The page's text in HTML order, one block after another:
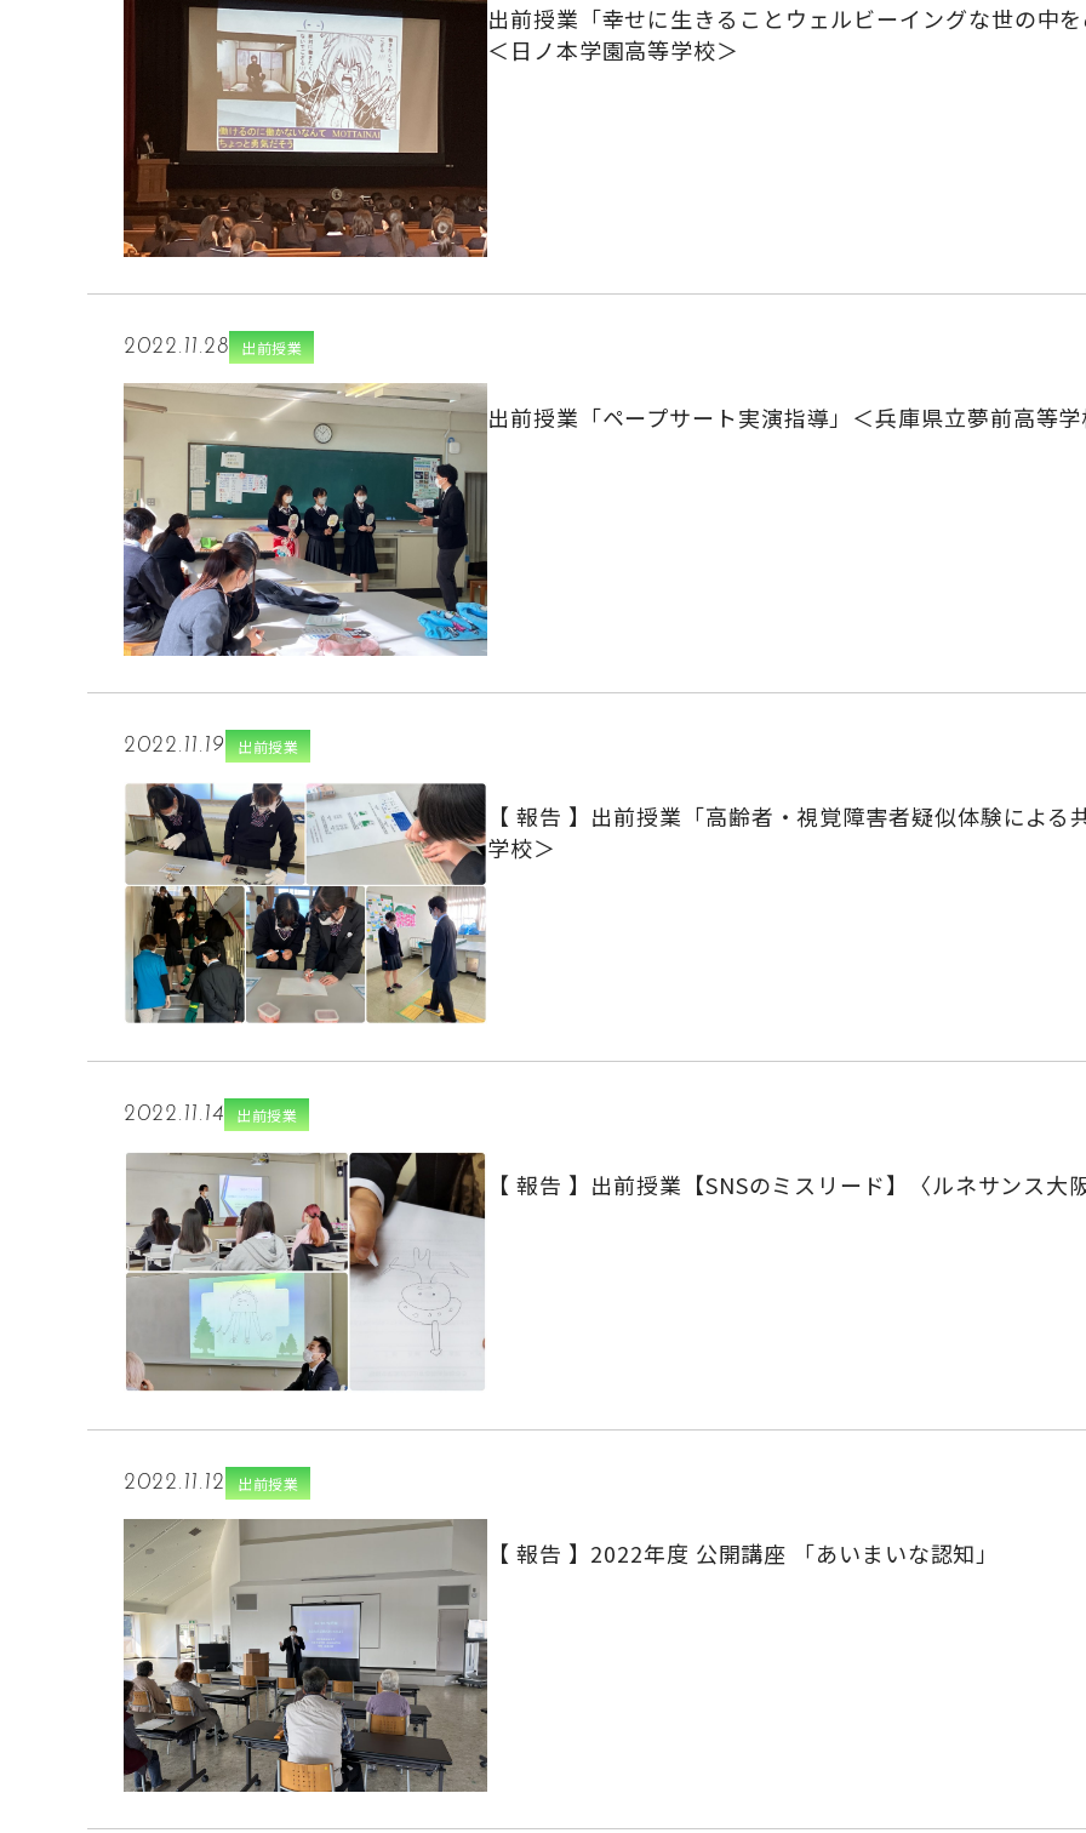
出前授業「幸せに生きることウェルビーイングな世の中
＜日ノ本学園高等学校＞
2022.11.28 出前授業
出前授業「ペープサート実演指導」＜兵庫県立夢前高等
2022.11.19 出前授業
【 報告 】出前授業「高齢者・視覚障害者疑似体験によ
学校＞
2022.11.14 出前授業
【 報告 】出前授業【SNSのミスリード】〈ルネサンス大
2022.11.12 出前授業
【 報告 】2022年度 公開講座 「あいまいな認知」